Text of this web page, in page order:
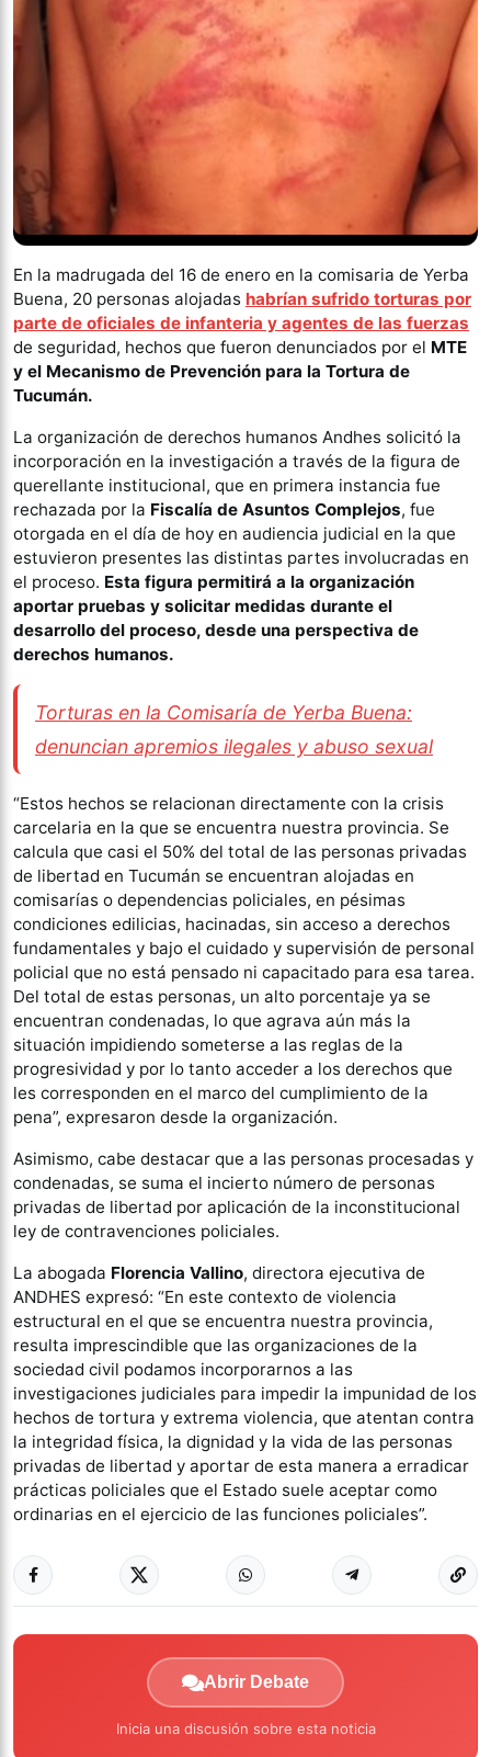
En la madrugada del 16 de enero en la comisaria de Yerba
Buena, 20 personas alojadas habrían sufrido torturas por
parte de oficiales de infanteria y agentes de las fuerzas
de seguridad, hechos que fueron denunciados por el MTE
y el Mecanismo de Prevención para la Tortura de
Tucumán.
La organización de derechos humanos Andhes solicitó la
incorporación en la investigación a través de la figura de
querellante institucional, que en primera instancia fue
rechazada por la Fiscalía de Asuntos Complejos, fue
otorgada en el día de hoy en audiencia judicial en la que
estuvieron presentes las distintas partes involucradas en
el proceso. Esta figura permitirá a la organización
aportar pruebas y solicitar medidas durante el
desarrollo del proceso, desde una perspectiva de
derechos humanos.
Torturas en la Comisaría de Yerba Buena:
denuncian apremios ilegales y abuso sexual
“Estos hechos se relacionan directamente con la crisis
carcelaria en la que se encuentra nuestra provincia. Se
calcula que casi el 50% del total de las personas privadas
de libertad en Tucumán se encuentran alojadas en
comisarías o dependencias policiales, en pésimas
condiciones edilicias, hacinadas, sin acceso a derechos
fundamentales y bajo el cuidado y supervisión de personal
policial que no está pensado ni capacitado para esa tarea.
Del total de estas personas, un alto porcentaje ya se
encuentran condenadas, lo que agrava aún más la
situación impidiendo someterse a las reglas de la
progresividad y por lo tanto acceder a los derechos que
les corresponden en el marco del cumplimiento de la
pena”, expresaron desde la organización.
Asimismo, cabe destacar que a las personas procesadas y
condenadas, se suma el incierto número de personas
privadas de libertad por aplicación de la inconstitucional
ley de contravenciones policiales.
La abogada Florencia Vallino, directora ejecutiva de
ANDHES expresó: “En este contexto de violencia
estructural en el que se encuentra nuestra provincia,
resulta imprescindible que las organizaciones de la
sociedad civil podamos incorporarnos a las
investigaciones judiciales para impedir la impunidad de los
hechos de tortura y extrema violencia, que atentan contra
la integridad física, la dignidad y la vida de las personas
privadas de libertad y aportar de esta manera a erradicar
prácticas policiales que el Estado suele aceptar como
ordinarias en el ejercicio de las funciones policiales”.
Abrir Debate
Inicia una discusión sobre esta noticia